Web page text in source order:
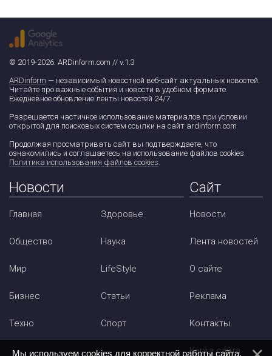
© 2019-2026. ARDinform.com // v.1.3
ARDinform — независимый новостной веб-сайт актуальных новостей.
Читайте про важные события и новости в удобном формате.
Ежедневное обновление ленты новостей 24/7.
Разрешается частичное использование материалов при условии
открытой для поисковых систем ссылки на сайт ardinform.com
Продолжая просматривать сайт вы подтверждаете, что
ознакомились и соглашаетесь на использование файлов cookies.
Политика использования файлов cookies.
Новости
Главная
Общество
Мир
Бизнес
Техно
Здоровье
Наука
LifeStyle
Статьи
Спорт
Сайт
Новости
Лента новостей
О сайте
Реклама
Контакты
Карта сайта
Мы используем cookies для корректной работы сайта.